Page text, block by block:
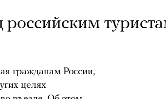
российским
гражданам России,
целях